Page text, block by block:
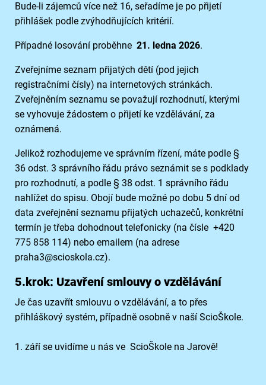
Bude-li zájemců více než 16, seřadíme je po přijetí
přihlášek podle zvýhodňujících kritérií.
Případné losování proběhne 21. ledna 2026.
Zveřejníme seznam přijatých dětí (pod jejich
registračními čísly) na internetových stránkách.
Zveřejněním seznamu se považují rozhodnutí, kterými
se vyhovuje žádostem o přijetí ke vzdělávání, za
oznámená.
Jelikož rozhodujeme ve správním řízení, máte podle §
36 odst. 3 správního řádu právo seznámit se s podklady
pro rozhodnutí, a podle § 38 odst. 1 správního řádu
nahlížet do spisu. Obojí bude možné po dobu 5 dní od
data zveřejnění seznamu přijatých uchazečů, konkrétní
termín je třeba dohodnout telefonicky (na čísle +420
775 858 114) nebo emailem (na adrese
praha3@scioskola.cz).
5.krok: Uzavření smlouvy o vzdělávání
Je čas uzavřít smlouvu o vzdělávání, a to přes
přihláškový systém, případně osobně v naší ScioŠkole.
1. září se uvidíme u nás ve ScioŠkole na Jarově!